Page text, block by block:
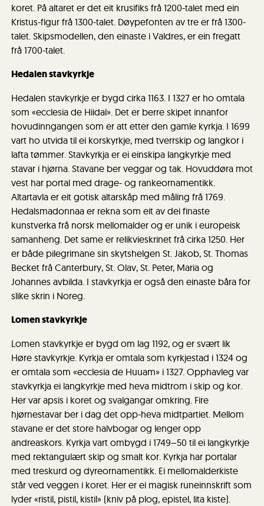
koret. På altaret er det eit krusifiks frå 1200-talet med ein
Kristus-figur frå 1300-talet. Døypefonten av tre er frå 1300-
talet. Skipsmodellen, den einaste i Valdres, er ein fregatt
frå 1700-talet.
Hedalen stavkyrkje
Hedalen stavkyrkje er bygd cirka 1163. I 1327 er ho omtala
som «ecclesia de Hiidal». Det er berre skipet innanfor
hovudinngangen som er att etter den gamle kyrkja. I 1699
vart ho utvida til ei korskyrkje, med tverrskip og langkor i
lafta tømmer. Stavkyrkja er ei einskipa langkyrkje med
stavar i hjørna. Stavane ber veggar og tak. Hovuddøra mot
vest har portal med drage- og rankeornamentikk.
Altartavla er eit gotisk altarskåp med måling frå 1769.
Hedalsmadonnaa er rekna som eit av dei finaste
kunstverka frå norsk mellomalder og er unik i europeisk
samanheng. Det same er relikvieskrinet frå cirka 1250. Her
er både pilegrimane sin skytshelgen St. Jakob, St. Thomas
Becket frå Canterbury, St. Olav, St. Peter, Maria og
Johannes avbilda. I stavkyrkja er også den einaste båra for
slike skrin i Noreg.
Lomen stavkyrkje
Lomen stavkyrkje er bygd om lag 1192, og er svært lik
Høre stavkyrkje. Kyrkja er omtala som kyrkjestad i 1324 og
er omtala som «ecclesia de Huuam» i 1327. Opphavleg var
stavkyrkja ei langkyrkje med heva midtrom i skip og kor.
Her var apsis i koret og svalgangar omkring. Fire
hjørnestavar ber i dag det opp-heva midtpartiet. Mellom
stavane er det store halvbogar og lenger opp
andreaskors. Kyrkja vart ombygd i 1749–50 til ei langkyrkje
med rektangulært skip og smalt kor. Kyrkja har portalar
med treskurd og dyreornamentikk. Ei mellomalderkiste
står ved veggen i koret. Her er ei magisk runeinnskrift som
lyder «ristil, pistil, kistil» (kniv på plog, epistel, lita kiste).